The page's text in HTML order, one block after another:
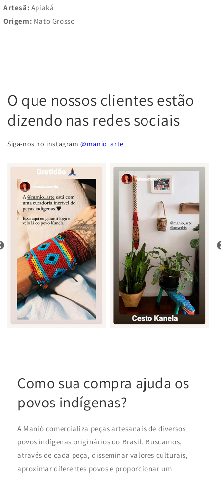
Artesã: Apiaká
Origem: Mato Grosso
O que nossos clientes estão
dizendo nas redes sociais
Siga-nos no instagram@manio_arte
Como sua compra ajuda os
povos indígenas?
A Maniò comercializa peças artesanais de diversos
povos indígenas originários do Brasil. Buscamos,
através de cada peça, disseminar valores culturais,
aproximar diferentes povos e proporcionar um